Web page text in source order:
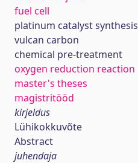
fuel cell
platinum catalyst synthesis
vulcan carbon
chemical pre-treatment
oxygen reduction reaction
master's theses
magistritööd
kirjeldus
Lühikokkuvõte
Abstract
juhendaja